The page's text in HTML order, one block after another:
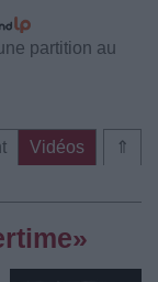
partition au
⇑
Vidéos